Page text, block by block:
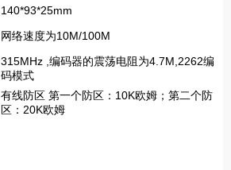
140*93*25mm
网络速度为10M/100M
315MHz ,编码器的震荡电阻为4.7M,2262编
码模式
有线防区 第一个防区：10K欧姆；第二个防
区：20K欧姆